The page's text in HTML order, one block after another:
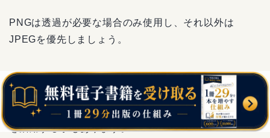
PNGは透過が必要な場合のみ使用し、それ以外は
JPEGを優先しましょう。
もう一つの方法として、ベクター素材（線画や文字）
を活用する手もあります。